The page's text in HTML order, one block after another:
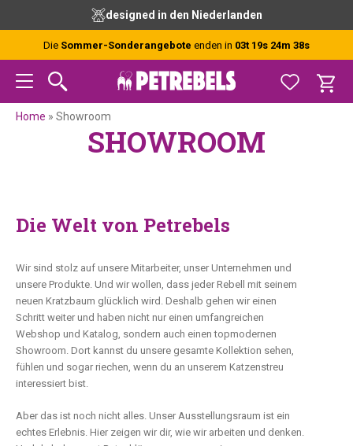
content
designed in den Niederlanden
Die Sommer-Sonderangebote enden in 03t 19s 24m 37s
Home » Showroom
SHOWROOM
Die Welt von Petrebels
Wir sind stolz auf unsere Mitarbeiter, unser Unternehmen und
unsere Produkte. Und wir wollen, dass jeder Rebell mit seinem
neuen Kratzbaum glücklich wird. Deshalb gehen wir einen
Schritt weiter und haben nicht nur einen umfangreichen
Webshop und Katalog, sondern auch einen topmodernen
Showroom. Dort kannst du unsere gesamte Kollektion sehen,
fühlen und sogar riechen, wenn du an unserem Katzenstreu
interessiert bist.
Aber das ist noch nicht alles. Unser Ausstellungsraum ist ein
echtes Erlebnis. Hier zeigen wir dir, wie wir arbeiten und denken.